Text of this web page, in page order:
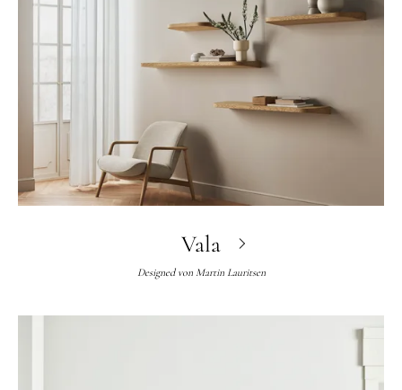
Vala
Designed von Martin Lauritsen